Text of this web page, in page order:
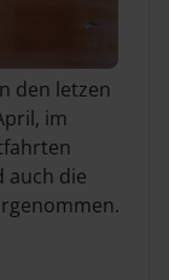
den letzen
im
auch die